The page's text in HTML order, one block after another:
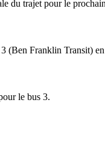
du trajet pour le
(Ben Franklin Transit) en
le bus 3.